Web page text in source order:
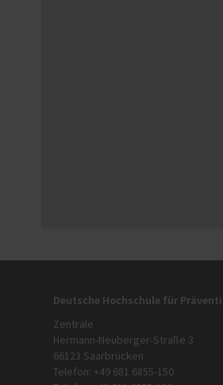
Deutsche Hochschule für
Zentrale
Hermann-Neuberger-Straße 3
66123 Saarbrücken
Telefon: +49 681 6855-150